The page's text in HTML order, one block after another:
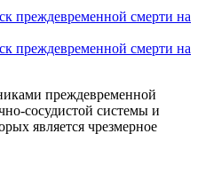
преждевременной смерти на
преждевременной смерти на
преждевременной
сосудистой системы и
является чрезмерное